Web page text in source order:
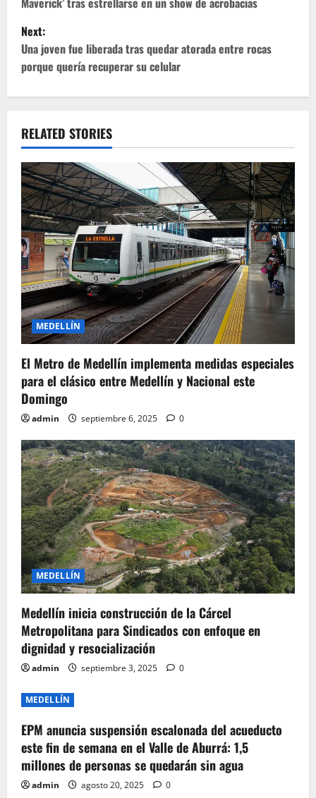
s
t
n
v
i
g
a
t
i
o
n
Next:
Una joven fue liberada tras quedar atorada entre rocas
porque quería recuperar su celular
RELATED STORIES
MEDELLÍN
El Metro de Medellín implementa medidas especiales
para el clásico entre Medellín y Nacional este
Domingo
admin septiembre 6, 2025 0
MEDELLÍN
Medellín inicia construcción de la Cárcel
Metropolitana para Sindicados con enfoque en
dignidad y resocialización
admin septiembre 3, 2025 0
MEDELLÍN
EPM anuncia suspensión escalonada del acueducto
este fin de semana en el Valle de Aburrá: 1,5
millones de personas se quedarán sin agua
admin agosto 20, 2025 0